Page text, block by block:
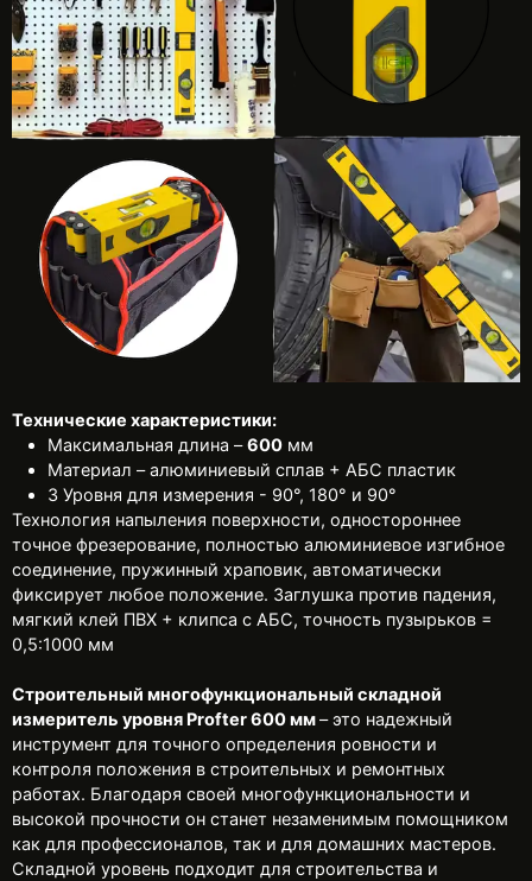
Технические характеристики:
Максимальная длина –600 мм
Материал – алюминиевый сплав + АБС пластик
3 Уровня для измерения - 90°, 180° и 90°
Технология напыления поверхности, одностороннее
точное фрезерование, полностью алюминиевое изгибное
соединение, пружинный храповик, автоматически
фиксирует любое положение. Заглушка против падения,
мягкий клей ПВХ + клипса с АБС, точность пузырьков =
0,5:1000 мм
Строительный многофункциональный складной
измеритель уровня Profter600мм– это надежный
инструмент для точного определения ровности и
контроля положения в строительных и ремонтных
работах. Благодаря своей многофункциональности и
высокой прочности он станет незаменимым помощником
как для профессионалов, так и для домашних мастеров.
Складной уровень подходит для строительства и